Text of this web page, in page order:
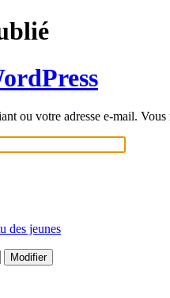
ou votre adresse e-mail.
des jeunes